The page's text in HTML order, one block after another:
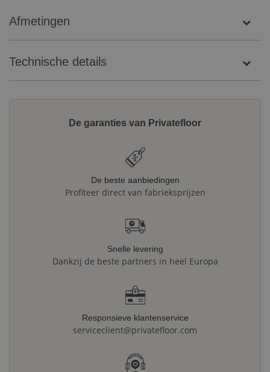
Afmetingen
Technische details
De garanties van Privatefloor
De beste aanbiedingen
Profiteer direct van fabrieksprijzen
Snelle levering
Dankzij de beste partners in heel Europa
Responsieve klantenservice
serviceclient@privatefloor.com